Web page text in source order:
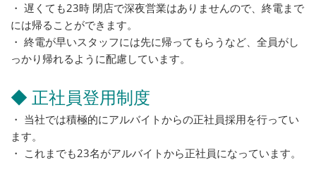
・ 遅くても23時 閉店で深夜営業はありませんので、終電まで
には帰ることができます。
・ 終電が早いスタッフには先に帰ってもらうなど、全員がし
っかり帰れるように配慮しています。
◆ 正社員登用制度
・ 当社では積極的にアルバイトからの正社員採用を行ってい
ます。
・ これまでも23名がアルバイトから正社員になっています。